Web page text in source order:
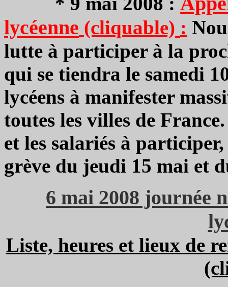
lycéenne (cliquable) :
lutte à participer à la
qui se tiendra le samedi
lycéens à manifester
toutes les villes de
et les salariés à
grève du jeudi 15 mai et
6 mai 2008 journée
Liste, heures et lieux de